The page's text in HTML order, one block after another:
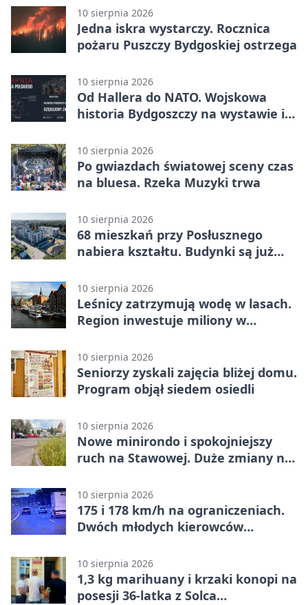
10 sierpnia 2026
Jedna iskra wystarczy. Rocznica
pożaru Puszczy Bydgoskiej ostrzega
10 sierpnia 2026
Od Hallera do NATO. Wojskowa
historia Bydgoszczy na wystawie i
10 sierpnia 2026
Po gwiazdach światowej sceny czas
na bluesa. Rzeka Muzyki trwa
10 sierpnia 2026
68 mieszkań przy Posłusznego
nabiera kształtu. Budynki są już
10 sierpnia 2026
Leśnicy zatrzymują wodę w lasach.
Region inwestuje miliony w
10 sierpnia 2026
Seniorzy zyskali zajęcia bliżej domu.
Program objął siedem osiedli
10 sierpnia 2026
Nowe minirondo i spokojniejszy
ruch na Stawowej. Duże zmiany na
10 sierpnia 2026
175 i 178 km/h na ograniczeniach.
Dwóch młodych kierowców
10 sierpnia 2026
1,3 kg marihuany i krzaki konopi na
posesji 36-latka z Solca